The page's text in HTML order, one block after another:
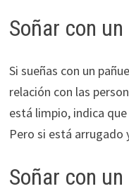
Soñar con
Si sueñas con un
relación con las
está limpio, indica
Pero si está arrugado
Soñar con